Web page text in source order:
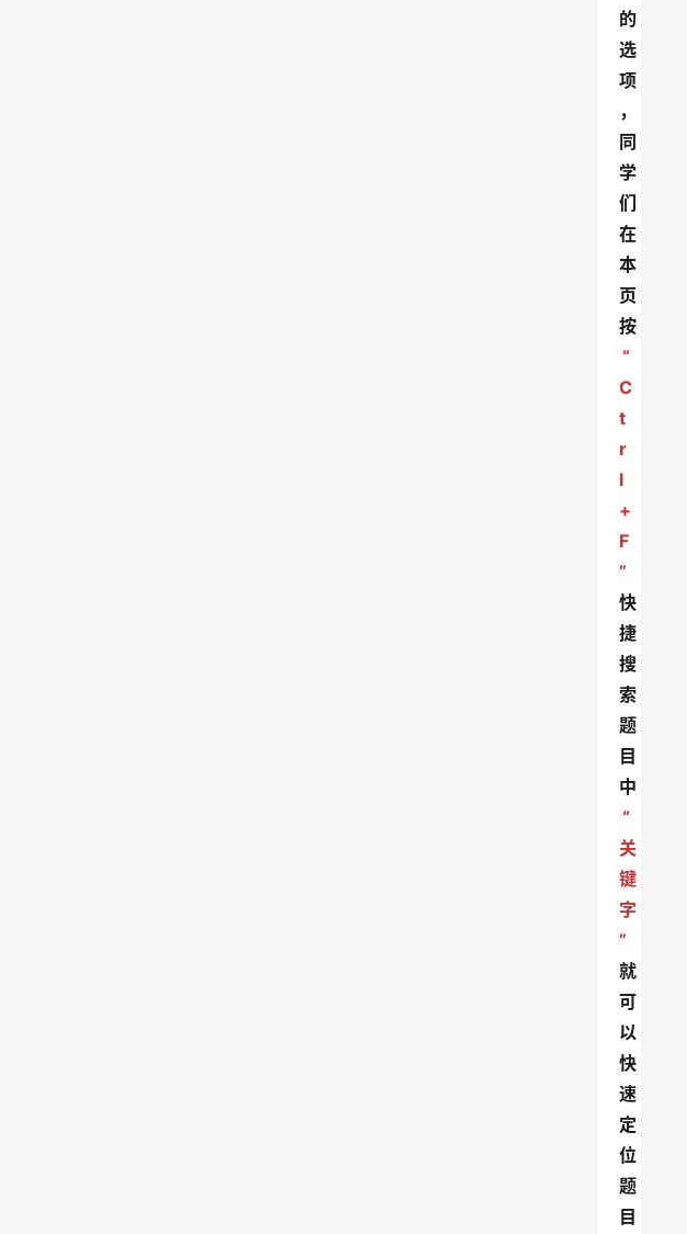
的
选
项
，
同
学
们
在
本
页
按
“
C
t
r
l
+
F
”
快
捷
搜
索
题
目
中
“
关
键
字
”
就
可
以
快
速
定
位
题
目